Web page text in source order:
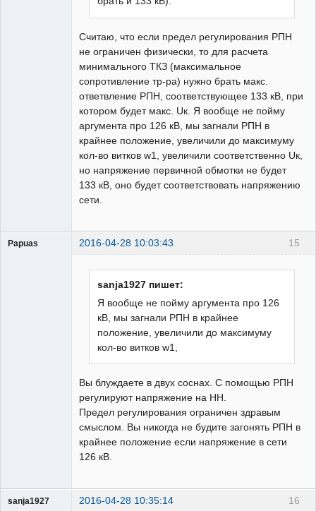
Считаю, что если предел регулирования РПН
не ограничен физически, то для расчета
минимального ТКЗ (максимальное
сопротивление тр-ра) нужно брать макс.
ответвление РПН, соответствующее 133 кВ, при
котором будет макс. Uк. Я вообще не пойму
аргумента про 126 кВ, мы загнали РПН в
крайнее положение, увеличили до максимуму
кол-во витков w1, увеличили соответственно Uк,
но напряжение первичной обмотки не будет
133 кВ, оно будет соответствовать напряжению
сети.
15
Papuas 2016-04-28 10:03:43
sanja1927 пишет:
Я вообще не пойму аргумента про 126
кВ, мы загнали РПН в крайнее
положение, увеличили до максимуму
кол-во витков w1,
Вы блуждаете в двух соснах. С помощью РПН
регулируют напряжение на НН.
Предел регулирования ограничен здравым
смыслом. Вы никогда не будите загонять РПН в
крайнее положение если напряжение в сети
126 кВ.
16
sanja1927 2016-04-28 10:35:14